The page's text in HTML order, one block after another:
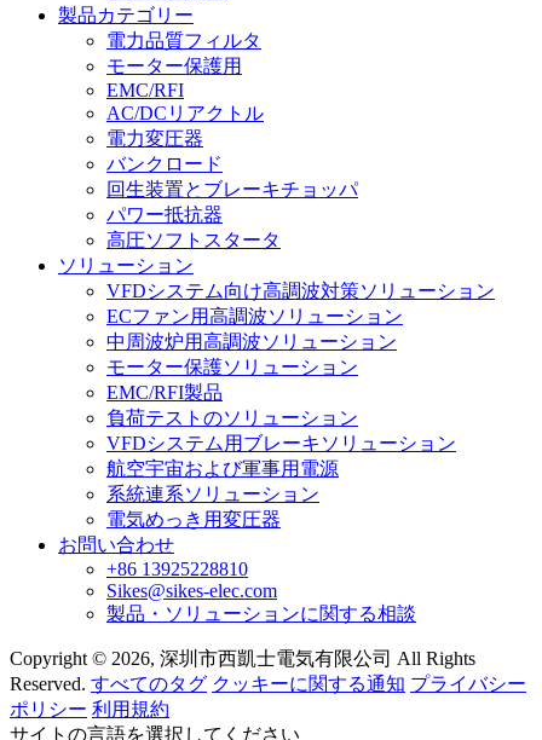
製品カテゴリー
電力品質フィルタ
モーター保護用
EMC/RFI
AC/DCリアクトル
電力変圧器
バンクロード
回生装置とブレーキチョッパ
パワー抵抗器
高圧ソフトスタータ
ソリューション
VFDシステム向け高調波対策ソリューション
ECファン用高調波ソリューション
中周波炉用高調波ソリューション
モーター保護ソリューション
EMC/RFI製品
負荷テストのソリューション
VFDシステム用ブレーキソリューション
航空宇宙および軍事用電源
系統連系ソリューション
電気めっき用変圧器
お問い合わせ
+86 13925228810
Sikes@sikes-elec.com
製品・ソリューションに関する相談
Copyright © 2026, 深圳市西凱士電気有限公司 All Rights
Reserved. すべてのタグ クッキーに関する通知 プライバシー
ポリシー 利用規約
サイトの言語を選択してください